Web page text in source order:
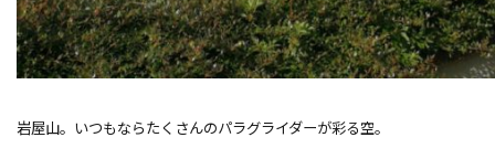
岩屋山。いつもならたくさんのパラグライダーが彩る空。